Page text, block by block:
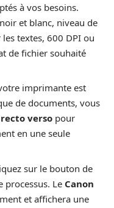
à vos besoins.
et blanc, niveau de
textes, 600 DPI ou
de fichier souhaité
imprimante est
de documents, vous
verso pour
en une seule
sur le bouton de
Le Canon
et affichera une